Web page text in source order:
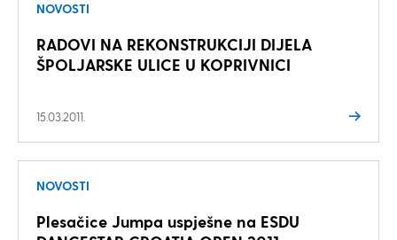
NOVOSTI
RADOVI NA REKONSTRUKCIJI DIJELA
ŠPOLJARSKE ULICE U KOPRIVNICI
15.03.2011.
NOVOSTI
Plesačice Jumpa uspješne na ESDU